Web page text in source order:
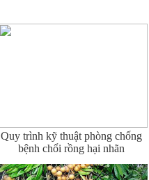
Quy trình kỹ thuật phòng chống
bệnh chổi rồng hại nhãn